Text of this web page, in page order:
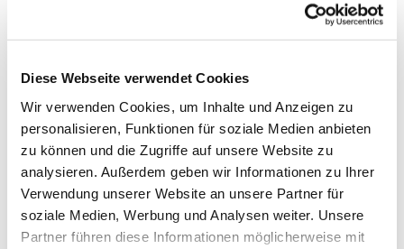
Diese Webseite verwendet Cookies
Wir verwenden Cookies, um Inhalte und Anzeigen zu
personalisieren, Funktionen für soziale Medien anbieten
zu können und die Zugriffe auf unsere Website zu
analysieren. Außerdem geben wir Informationen zu Ihrer
Verwendung unserer Website an unsere Partner für
soziale Medien, Werbung und Analysen weiter. Unsere
Partner führen diese Informationen möglicherweise mit
Fledermausexperten der Biologischen Station Hagen.
auf unserem Friedhof.
Wegen des Grillens wird um Anmeldung gebeten. Hier
anmelden!